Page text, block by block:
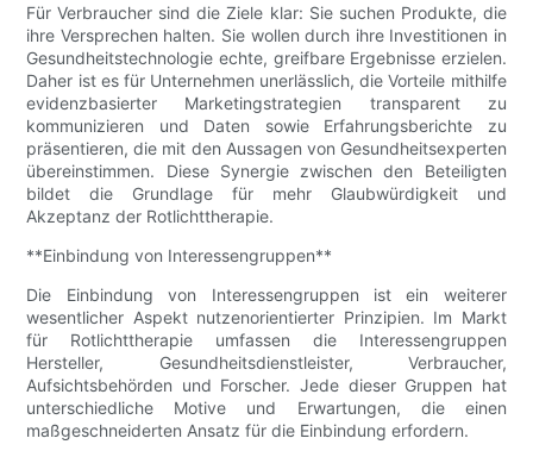
Für Verbraucher sind die Ziele klar: Sie suchen Produkte, die
ihre Versprechen halten. Sie wollen durch ihre Investitionen in
Gesundheitstechnologie echte, greifbare Ergebnisse erzielen.
Daher ist es für Unternehmen unerlässlich, die Vorteile mithilfe
evidenzbasierter Marketingstrategien transparent zu
kommunizieren und Daten sowie Erfahrungsberichte zu
präsentieren, die mit den Aussagen von Gesundheitsexperten
übereinstimmen. Diese Synergie zwischen den Beteiligten
bildet die Grundlage für mehr Glaubwürdigkeit und
Akzeptanz der Rotlichttherapie.
**Einbindung von Interessengruppen**
Die Einbindung von Interessengruppen ist ein weiterer
wesentlicher Aspekt nutzenorientierter Prinzipien. Im Markt
für Rotlichttherapie umfassen die Interessengruppen
Hersteller, Gesundheitsdienstleister, Verbraucher,
Aufsichtsbehörden und Forscher. Jede dieser Gruppen hat
unterschiedliche Motive und Erwartungen, die einen
maßgeschneiderten Ansatz für die Einbindung erfordern.